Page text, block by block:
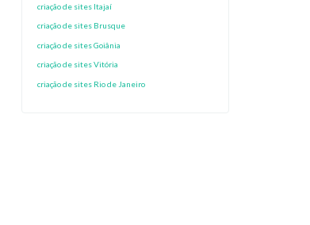
criação de sites Itajaí
criação de sites Brusque
criação de sites Goiânia
criação de sites Vitória
criação de sites Rio de Janeiro